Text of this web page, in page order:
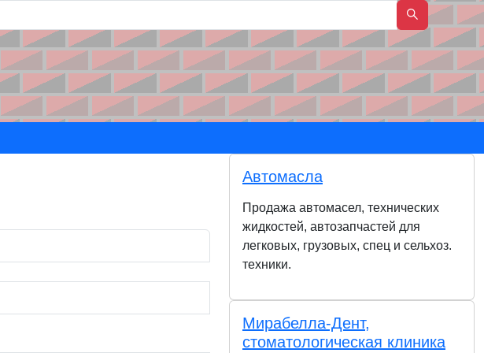
Автомасла
Продажа автомасел, технических
жидкостей, автозапчастей для
легковых, грузовых, спец и сельхоз.
техники.
Мирабелла-Дент,
стоматологическая клиника